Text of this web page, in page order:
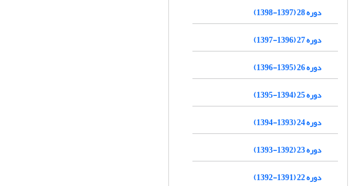
دوره 28 (1397-1398)
دوره 27 (1396-1397)
دوره 26 (1395-1396)
دوره 25 (1394-1395)
دوره 24 (1393-1394)
دوره 23 (1392-1393)
دوره 22 (1391-1392)